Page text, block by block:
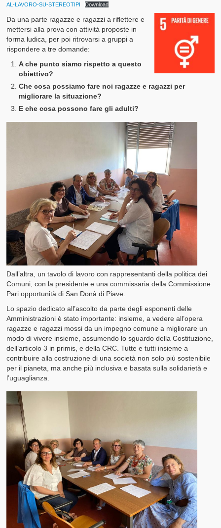
AL-LAVORO-SU-STEREOTIPI Download
Da una parte ragazze e ragazzi a riflettere e
mettersi alla prova con attività proposte in
forma ludica, per poi ritrovarsi a gruppi a
rispondere a tre domande:
A che punto siamo rispetto a questo
obiettivo?
Che cosa possiamo fare noi ragazze e ragazzi per
migliorare la situazione?
E che cosa possono fare gli adulti?
Dall’altra, un tavolo di lavoro con rappresentanti della politica dei
Comuni, con la presidente e una commissaria della Commissione
Pari opportunità di San Donà di Piave.
Lo spazio dedicato all’ascolto da parte degli esponenti delle
Amministrazioni è stato importante: insieme, a vedere all’opera
ragazze e ragazzi mossi da un impegno comune a migliorare un
modo di vivere insieme, assumendo lo sguardo della Costituzione,
dell’articolo 3 in primis, e della CRC. Tutte e tutti insieme a
contribuire alla costruzione di una società non solo più sostenibile
per il pianeta, ma anche più inclusiva e basata sulla solidarietà e
l’uguaglianza.